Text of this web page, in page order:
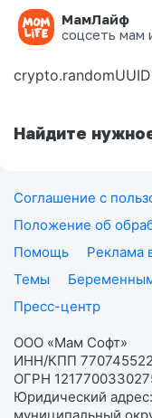
МамЛайф
соцсеть мам
Ошибка на
Найдите
Соглашение с
Положение об
Помощь
Реклама
Темы
Пресс-центр
ООО «Мам Софт»
ИНН/КПП
ОГРН
Юридический